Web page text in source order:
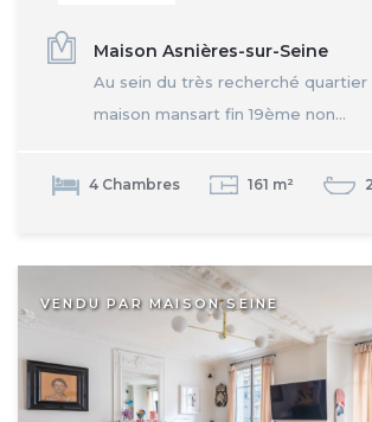
Maison Asnières-sur-Seine
Au sein du très recherché quartier
maison mansart fin 19ème non...
4 Chambres 161 m² 2
VENDU PAR MAISON SEINE